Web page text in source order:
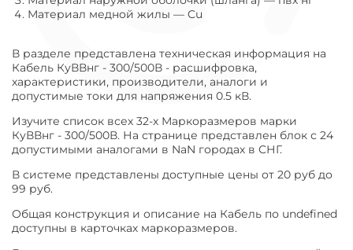
Материал медной жилы — Cu
В разделе представлена техническая информация на
Кабель КуВВнг - 300/500В - расшифровка,
характеристики, производители, аналоги и
допустимые токи для напряжения 0.5 кВ.
Изучите список всех 32-х Маркоразмеров марки
КуВВнг - 300/500В. На странице представлен блок с 24
допустимыми аналогами в NaN городах в СНГ.
В системе представлены доступные цены от 20 руб до
99 руб.
Общая конструкция и описание на Кабель по undefined
доступны в карточках маркоразмеров.